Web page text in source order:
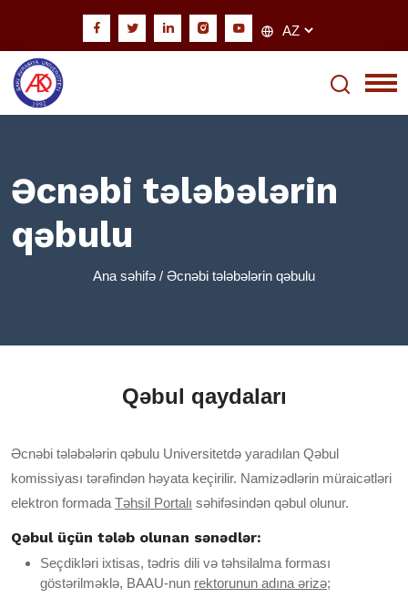
Əcnəbi tələbələrin
qəbulu
Ana səhifə / Əcnəbi tələbələrin qəbulu
Qəbul qaydaları
Əcnəbi tələbələrin qəbulu Universitetdə yaradılan Qəbul
komissiyası tərəfindən həyata keçirilir. Namizədlərin müraicətləri
elektron formada Təhsil Portalı səhifəsindən qəbul olunur.
Qəbul üçün tələb olunan sənədlər:
Seçdikləri ixtisas, tədris dili və təhsilalma forması
göstərilməklə, BAAU-nun rektorunun adına ərizə;